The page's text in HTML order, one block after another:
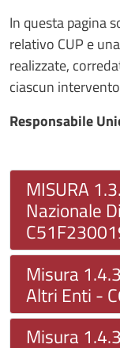
In questa pagina
relativo CUP e
realizzate,
ciascun
Responsabile
MISURA
Nazionale
Misura
Altri Enti -
Misura